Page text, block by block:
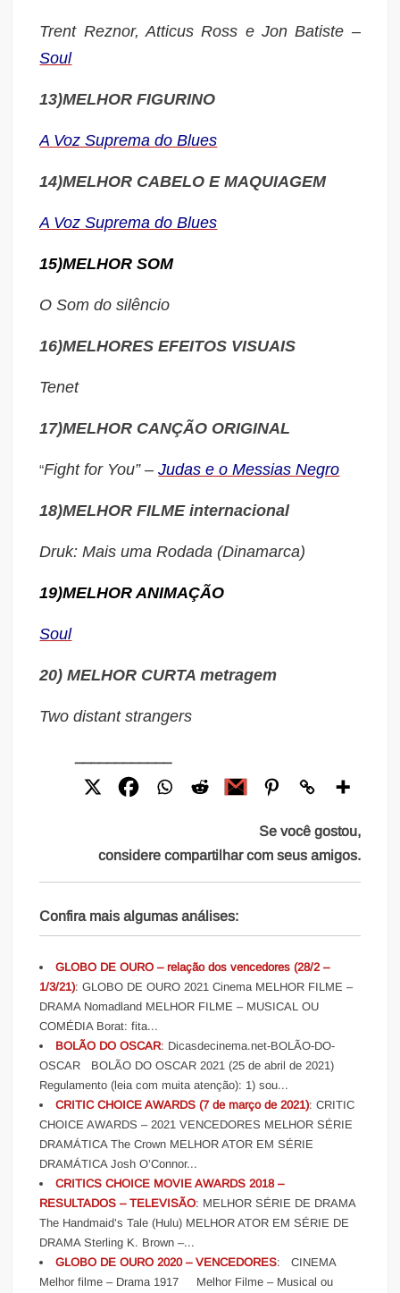
Trent Reznor, Atticus Ross e Jon Batiste –
Soul
13)MELHOR FIGURINO
A Voz Suprema do Blues
14)MELHOR CABELO E MAQUIAGEM
A Voz Suprema do Blues
15)MELHOR SOM
O Som do silêncio
16)MELHORES EFEITOS VISUAIS
Tenet
17)MELHOR CANÇÃO ORIGINAL
“Fight for You” –Judas e o Messias Negro
18)MELHOR FILMEinternacional
Druk: Mais uma Rodada (Dinamarca)
19)MELHOR ANIMAÇÃO
Soul
20) MELHOR CURTAmetragem
Two distant strangers
Se você gostou,
considere compartilhar com seus amigos.
Confira mais algumas análises:
GLOBO DE OURO – relação dos vencedores (28/2 –
1/3/21): GLOBO DE OURO 2021 Cinema MELHOR FILME –
DRAMA Nomadland MELHOR FILME – MUSICAL OU
COMÉDIA Borat: fita...
BOLÃO DO OSCAR: Dicasdecinema.net-BOLÃO-DO-
OSCAR BOLÃO DO OSCAR 2021 (25 de abril de 2021)
Regulamento (leia com muita atenção): 1) sou...
CRITIC CHOICE AWARDS (7 de março de 2021): CRITIC
CHOICE AWARDS – 2021 VENCEDORES MELHOR SÉRIE
DRAMÁTICA The Crown MELHOR ATOR EM SÉRIE
DRAMÁTICA Josh O’Connor...
CRITICS CHOICE MOVIE AWARDS 2018 –
RESULTADOS – TELEVISÃO: MELHOR SÉRIE DE DRAMA
The Handmaid’s Tale (Hulu) MELHOR ATOR EM SÉRIE DE
DRAMA Sterling K. Brown –...
GLOBO DE OURO 2020 – VENCEDORES: CINEMA
Melhor filme – Drama 1917 Melhor Filme – Musical ou